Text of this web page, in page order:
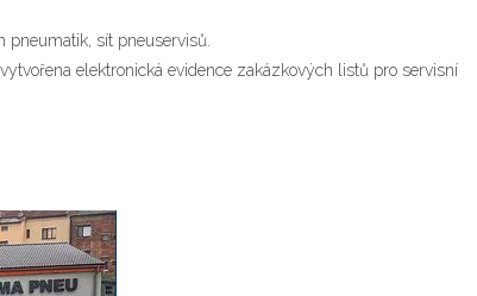
pneumatik, sít pneuservisů.
elektronická evidence zakázkových listů pro servisní